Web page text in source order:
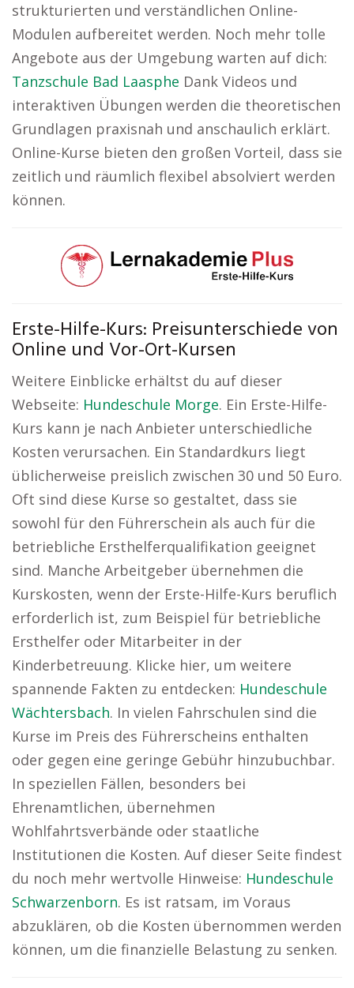
strukturierten und verständlichen Online-
Modulen aufbereitet werden. Noch mehr tolle
Angebote aus der Umgebung warten auf dich:
Tanzschule Bad Laasphe Dank Videos und
interaktiven Übungen werden die theoretischen
Grundlagen praxisnah und anschaulich erklärt.
Online-Kurse bieten den großen Vorteil, dass sie
zeitlich und räumlich flexibel absolviert werden
können.
Erste-Hilfe-Kurs: Preisunterschiede von
Online und Vor-Ort-Kursen
Weitere Einblicke erhältst du auf dieser
Webseite: Hundeschule Morge. Ein Erste-Hilfe-
Kurs kann je nach Anbieter unterschiedliche
Kosten verursachen. Ein Standardkurs liegt
üblicherweise preislich zwischen 30 und 50 Euro.
Oft sind diese Kurse so gestaltet, dass sie
sowohl für den Führerschein als auch für die
betriebliche Ersthelferqualifikation geeignet
sind. Manche Arbeitgeber übernehmen die
Kurskosten, wenn der Erste-Hilfe-Kurs beruflich
erforderlich ist, zum Beispiel für betriebliche
Ersthelfer oder Mitarbeiter in der
Kinderbetreuung. Klicke hier, um weitere
spannende Fakten zu entdecken: Hundeschule
Wächtersbach. In vielen Fahrschulen sind die
Kurse im Preis des Führerscheins enthalten
oder gegen eine geringe Gebühr hinzubuchbar.
In speziellen Fällen, besonders bei
Ehrenamtlichen, übernehmen
Wohlfahrtsverbände oder staatliche
Institutionen die Kosten. Auf dieser Seite findest
du noch mehr wertvolle Hinweise: Hundeschule
Schwarzenborn. Es ist ratsam, im Voraus
abzuklären, ob die Kosten übernommen werden
können, um die finanzielle Belastung zu senken.